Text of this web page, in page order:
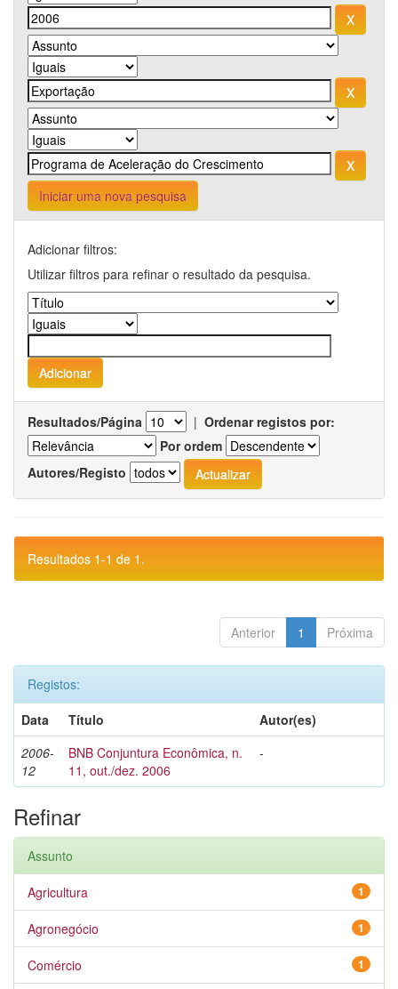
Iniciar uma nova pesquisa
Adicionar filtros:
Utilizar filtros para refinar o resultado da pesquisa.
Resultados/Página | Ordenar registos por:
Por ordem
Autores/Registo
Resultados 1-1 de 1.
Anterior 1 Próxima
Registos:
Data
Título
Autor(es)
2006-
12
BNB Conjuntura Econômica, n.
11, out./dez. 2006
-
Refinar
Assunto
1
Agricultura
1
Agronegócio
1
Comércio